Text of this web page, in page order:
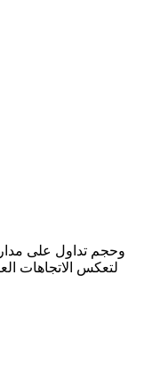
وحجم تداول على مدار 24 ساعة قدره